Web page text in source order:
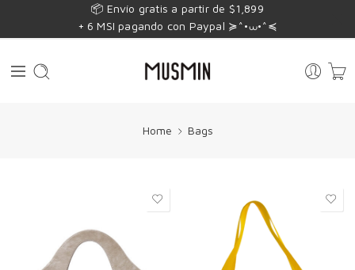
📦 Envío gratis a partir de $1,899
+ 6 MSI pagando con Paypal ≽^•⩊•^≼
Home Bags